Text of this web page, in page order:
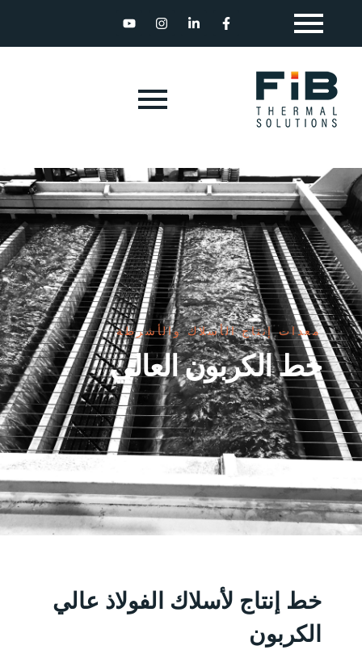
معدات إنتاج الأسلاك والأشرطة
خط الكربون العالي
خط إنتاج لأسلاك الفولاذ عالي
الكربون